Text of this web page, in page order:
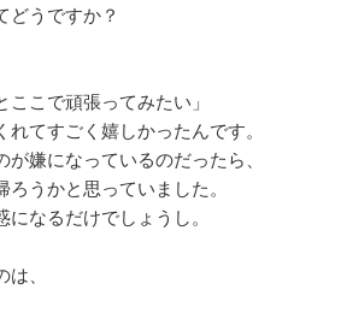
どうですか？
こで頑張ってみたい」
れてすごく嬉しかったんです。
が嫌になっているのだったら、
うかと思っていました。
なるだけでしょうし。
、